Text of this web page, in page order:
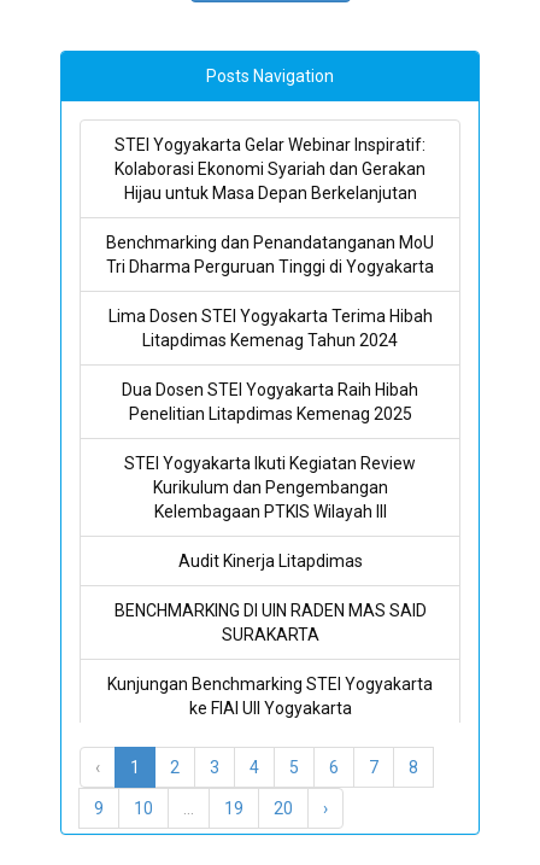
Posts Navigation
STEI Yogyakarta Gelar Webinar Inspiratif:
Kolaborasi Ekonomi Syariah dan Gerakan
Hijau untuk Masa Depan Berkelanjutan
Benchmarking dan Penandatanganan MoU
Tri Dharma Perguruan Tinggi di Yogyakarta
Lima Dosen STEI Yogyakarta Terima Hibah
Litapdimas Kemenag Tahun 2024
Dua Dosen STEI Yogyakarta Raih Hibah
Penelitian Litapdimas Kemenag 2025
STEI Yogyakarta Ikuti Kegiatan Review
Kurikulum dan Pengembangan
Kelembagaan PTKIS Wilayah III
Audit Kinerja Litapdimas
BENCHMARKING DI UIN RADEN MAS SAID
SURAKARTA
Kunjungan Benchmarking STEI Yogyakarta
ke FIAI UII Yogyakarta
STEI Yogyakarta Bekali Mahasiswa Menjadi
Kuliah Motivasi dan Kerjasama Bisnis HPAIC
‹ 1 2 3 4 5 6 7 8
9 10 19 20 ›